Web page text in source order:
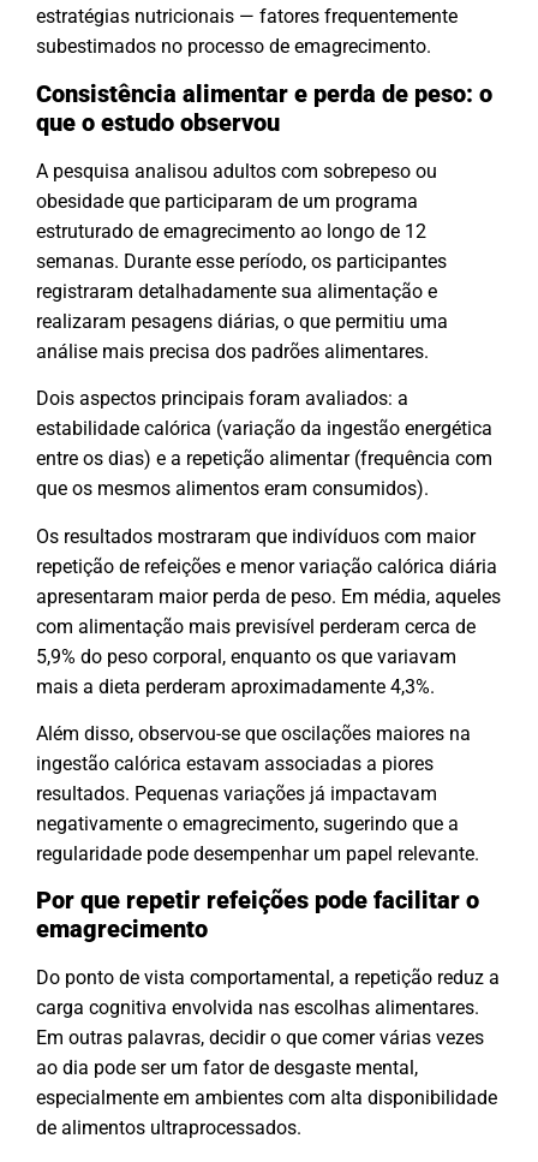
estratégias nutricionais — fatores frequentemente
subestimados no processo de emagrecimento.
Consistência alimentar e perda de peso: o
que o estudo observou
A pesquisa analisou adultos com sobrepeso ou
obesidade que participaram de um programa
estruturado de emagrecimento ao longo de 12
semanas. Durante esse período, os participantes
registraram detalhadamente sua alimentação e
realizaram pesagens diárias, o que permitiu uma
análise mais precisa dos padrões alimentares.
Dois aspectos principais foram avaliados: a
estabilidade calórica (variação da ingestão energética
entre os dias) e a repetição alimentar (frequência com
que os mesmos alimentos eram consumidos).
Os resultados mostraram que indivíduos com maior
repetição de refeições e menor variação calórica diária
apresentaram maior perda de peso. Em média, aqueles
com alimentação mais previsível perderam cerca de
5,9% do peso corporal, enquanto os que variavam
mais a dieta perderam aproximadamente 4,3%.
Além disso, observou-se que oscilações maiores na
ingestão calórica estavam associadas a piores
resultados. Pequenas variações já impactavam
negativamente o emagrecimento, sugerindo que a
regularidade pode desempenhar um papel relevante.
Por que repetir refeições pode facilitar o
emagrecimento
Do ponto de vista comportamental, a repetição reduz a
carga cognitiva envolvida nas escolhas alimentares.
Em outras palavras, decidir o que comer várias vezes
ao dia pode ser um fator de desgaste mental,
especialmente em ambientes com alta disponibilidade
de alimentos ultraprocessados.